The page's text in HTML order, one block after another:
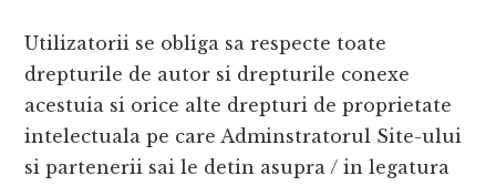
Utilizatorii se obliga sa respecte toate
drepturile de autor si drepturile conexe
acestuia si orice alte drepturi de proprietate
intelectuala pe care Adminstratorul Site-ului
si partenerii sai le detin asupra / in legatura